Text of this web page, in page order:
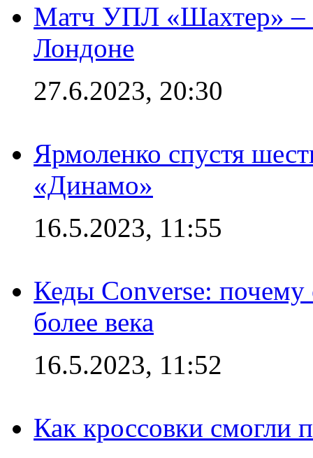
Матч УПЛ «Шахтер» –
Лондоне
27.6.2023, 20:30
Ярмоленко спустя
«Динамо»
16.5.2023, 11:55
Кеды Converse:
более века
16.5.2023, 11:52
Как кроссовки смогли